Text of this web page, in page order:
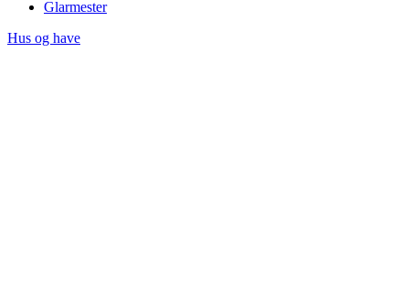
Glarmester
Hus og have